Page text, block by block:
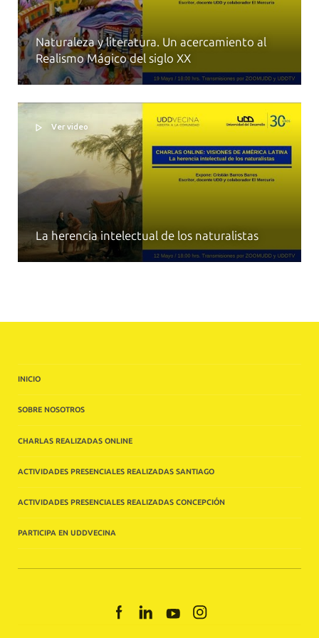
Naturaleza y literatura. Un acercamiento al
Realismo Mágico del siglo XX
Ver video
La herencia intelectual de los naturalistas
INICIO
SOBRE NOSOTROS
CHARLAS REALIZADAS ONLINE
ACTIVIDADES PRESENCIALES REALIZADAS SANTIAGO
ACTIVIDADES PRESENCIALES REALIZADAS CONCEPCIÓN
PARTICIPA EN UDDVECINA
FACEBOOK
LINKEDIN
YOUTUBE
INSTAGRAM